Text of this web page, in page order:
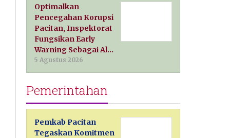
Optimalkan
Pencegahan Korupsi
Pacitan, Inspektorat
Fungsikan Early
Warning Sebagai Al…
5 Agustus 2026
Pemerintahan
Pemkab Pacitan
Tegaskan Komitmen